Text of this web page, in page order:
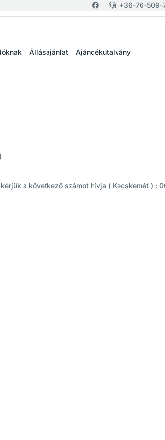
+36-76-509-
Állásajánlat Ajándékutalvány
a következő számot hívja ( Kecskemét ) :